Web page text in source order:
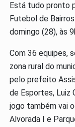
Está tudo pronto
Futebol de
domingo (28), às
Com 36 equipes,
zona rural do
pelo prefeito
de Esportes, Luiz
jogo também vai
Alvorada I e